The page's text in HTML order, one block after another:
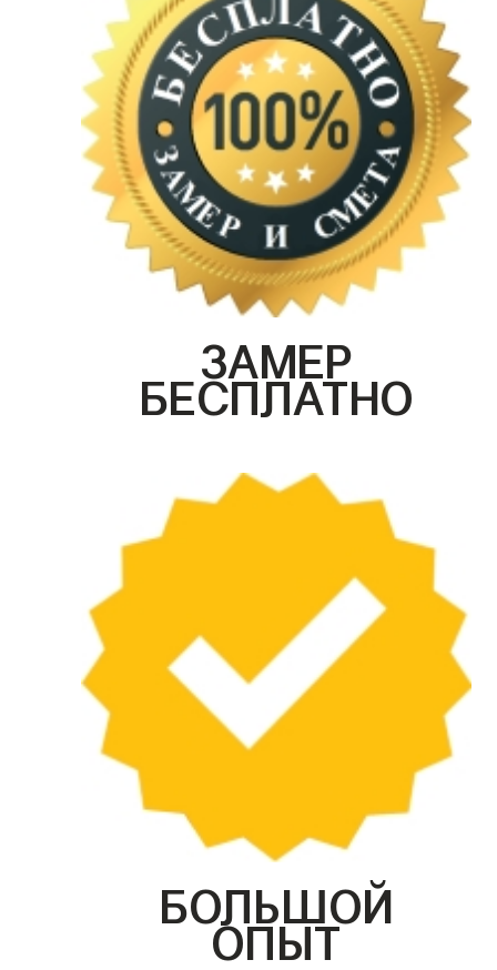
ЗАМЕР
БЕСПЛАТНО
БОЛЬШОЙ
ОПЫТ